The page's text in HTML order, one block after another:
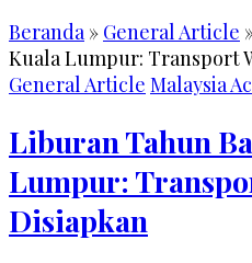
Beranda» General Article
Kuala Lumpur: Transport
General Article Malaysia
Liburan Tahun
Lumpur:
Disiapkan